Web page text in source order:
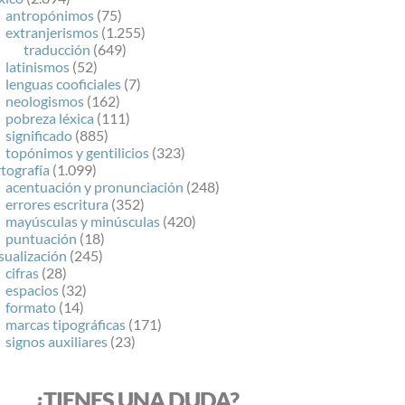
antropónimos (75)
extranjerismos (1.255)
traducción (649)
latinismos (52)
lenguas cooficiales (7)
neologismos (162)
pobreza léxica (111)
significado (885)
topónimos y gentilicios (323)
(1.099)
acentuación y pronunciación (248)
errores escritura (352)
mayúsculas y minúsculas (420)
puntuación (18)
(245)
cifras (28)
espacios (32)
formato (14)
marcas tipográficas (171)
signos auxiliares (23)
¿TIENES UNA DUDA?